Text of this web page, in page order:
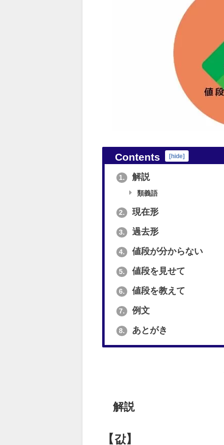
Contents [hide]
1. 解説
類義語
2. 現在形
3. 過去形
4. 値段が分からない
5. 値段を見せて
6. 値段を教えて
7. 例文
8. あとがき
解説
【값】